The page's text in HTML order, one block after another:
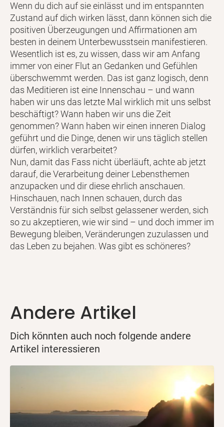
Wenn du dich auf sie einlässt und im entspannten
Zustand auf dich wirken lässt, dann können sich die
positiven Überzeugungen und Affirmationen am
besten in deinem Unterbewusstsein manifestieren.
Wesentlich ist es, zu wissen, dass wir am Anfang
immer von einer Flut an Gedanken und Gefühlen
überschwemmt werden. Das ist ganz logisch, denn
das Meditieren ist eine Innenschau – und wann
haben wir uns das letzte Mal wirklich mit uns selbst
beschäftigt? Wann haben wir uns die Zeit
genommen? Wann haben wir einen inneren Dialog
geführt und die Dinge, denen wir uns täglich stellen
dürfen, wirklich verarbeitet?
Nun, damit das Fass nicht überläuft, achte ab jetzt
darauf, die Verarbeitung deiner Lebensthemen
anzupacken und dir diese ehrlich anschauen.
Hinschauen, nach Innen schauen, durch das
Verständnis für sich selbst gelassener werden, sich
so zu akzeptieren, wie wir sind – und doch immer im
Bewegung bleiben, Veränderungen zuzulassen und
das Leben zu bejahen. Was gibt es schöneres?
Andere Artikel
Dich könnten auch noch folgende andere
Artikel interessieren